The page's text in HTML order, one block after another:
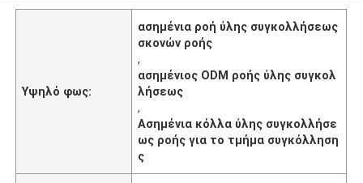
Υψηλό φως:
ασημένια ροή ύλης συγκολλήσεως
σκονών ροής
,
ασημένιος ODM ροής ύλης συγκολ
λήσεως
,
Ασημένια κόλλα ύλης συγκολλήσε
ως ροής για το τμήμα συγκόλληση
ς